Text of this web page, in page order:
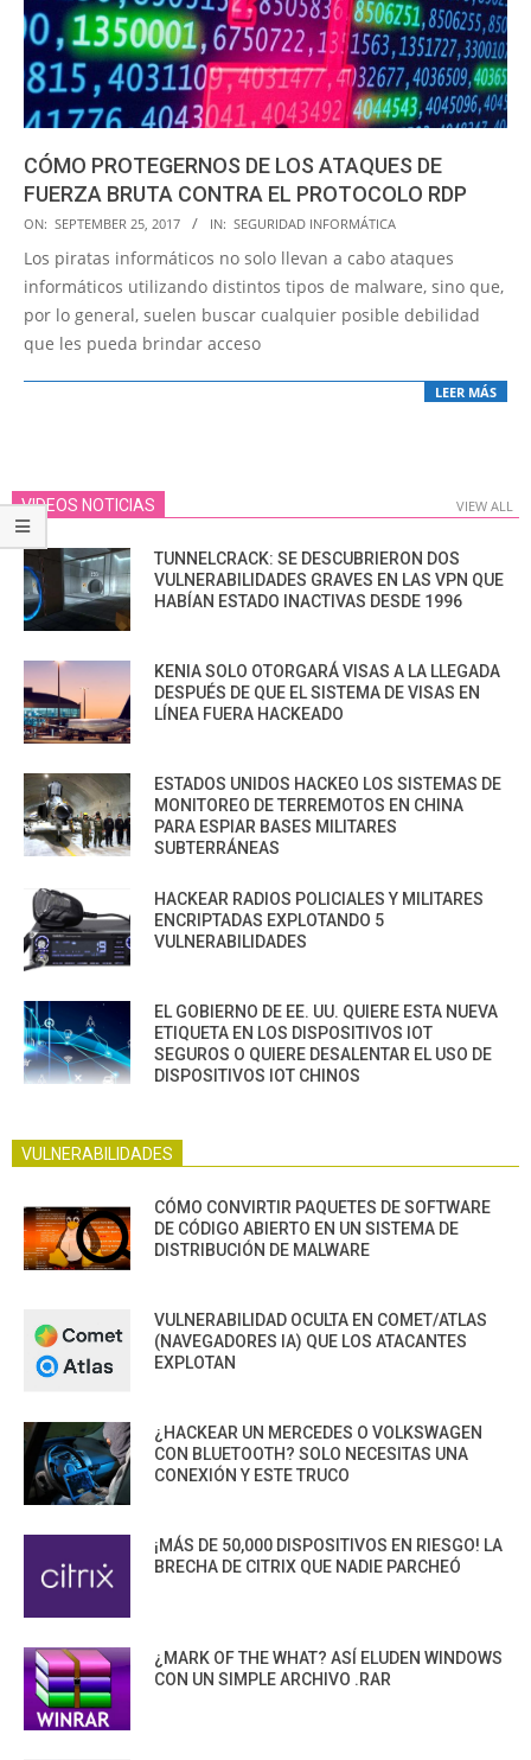
CÓMO PROTEGERNOS DE LOS ATAQUES DE
FUERZA BRUTA CONTRA EL PROTOCOLO RDP
2017-
09-
25
ON: SEPTEMBER 25, 2017 IN: SEGURIDAD INFORMÁTICA
Los piratas informáticos no solo llevan a cabo ataques
informáticos utilizando distintos tipos de malware, sino que,
por lo general, suelen buscar cualquier posible debilidad
que les pueda brindar acceso
LEER MÁS
VIDEOS NOTICIAS VIEW ALL
TUNNELCRACK: SE DESCUBRIERON DOS
VULNERABILIDADES GRAVES EN LAS VPN QUE
HABÍAN ESTADO INACTIVAS DESDE 1996
KENIA SOLO OTORGARÁ VISAS A LA LLEGADA
DESPUÉS DE QUE EL SISTEMA DE VISAS EN
LÍNEA FUERA HACKEADO
ESTADOS UNIDOS HACKEO LOS SISTEMAS DE
MONITOREO DE TERREMOTOS EN CHINA
PARA ESPIAR BASES MILITARES
SUBTERRÁNEAS
HACKEAR RADIOS POLICIALES Y MILITARES
ENCRIPTADAS EXPLOTANDO 5
VULNERABILIDADES
EL GOBIERNO DE EE. UU. QUIERE ESTA NUEVA
ETIQUETA EN LOS DISPOSITIVOS IOT
SEGUROS O QUIERE DESALENTAR EL USO DE
DISPOSITIVOS IOT CHINOS
VULNERABILIDADES
CÓMO CONVIRTIR PAQUETES DE SOFTWARE
DE CÓDIGO ABIERTO EN UN SISTEMA DE
DISTRIBUCIÓN DE MALWARE
VULNERABILIDAD OCULTA EN COMET/ATLAS
(NAVEGADORES IA) QUE LOS ATACANTES
EXPLOTAN
¿HACKEAR UN MERCEDES O VOLKSWAGEN
CON BLUETOOTH? SOLO NECESITAS UNA
CONEXIÓN Y ESTE TRUCO
¡MÁS DE 50,000 DISPOSITIVOS EN RIESGO! LA
BRECHA DE CITRIX QUE NADIE PARCHEÓ
¿MARK OF THE WHAT? ASÍ ELUDEN WINDOWS
CON UN SIMPLE ARCHIVO .RAR